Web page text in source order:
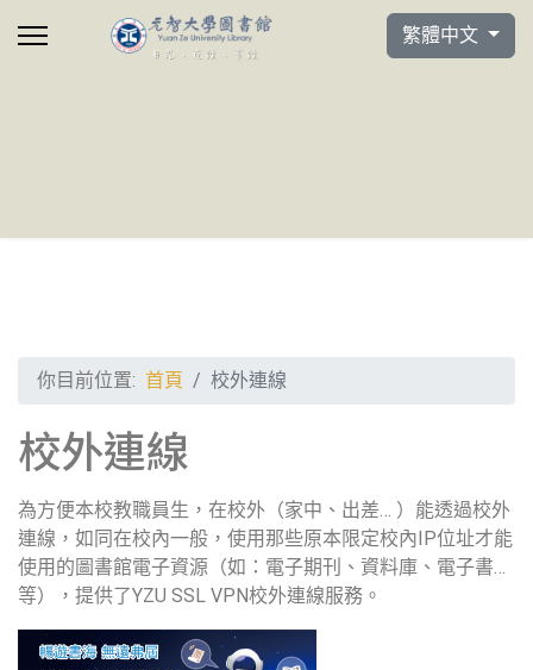
選擇你的語言
繁體中文
你目前位置: 首頁 校外連線
校外連線
為方便本校教職員生，在校外（家中、出差… ）能透過校外
連線，如同在校內一般，使用那些原本限定校內IP位址才能
使用的圖書館電子資源（如：電子期刊、資料庫、電子書…
等），提供了YZU SSL VPN校外連線服務。